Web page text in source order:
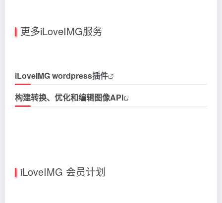
更多iLoveIMG服务
iLoveIMG wordpress插件
构建转换、优化和编辑图像API
iLoveIMG 会员计划